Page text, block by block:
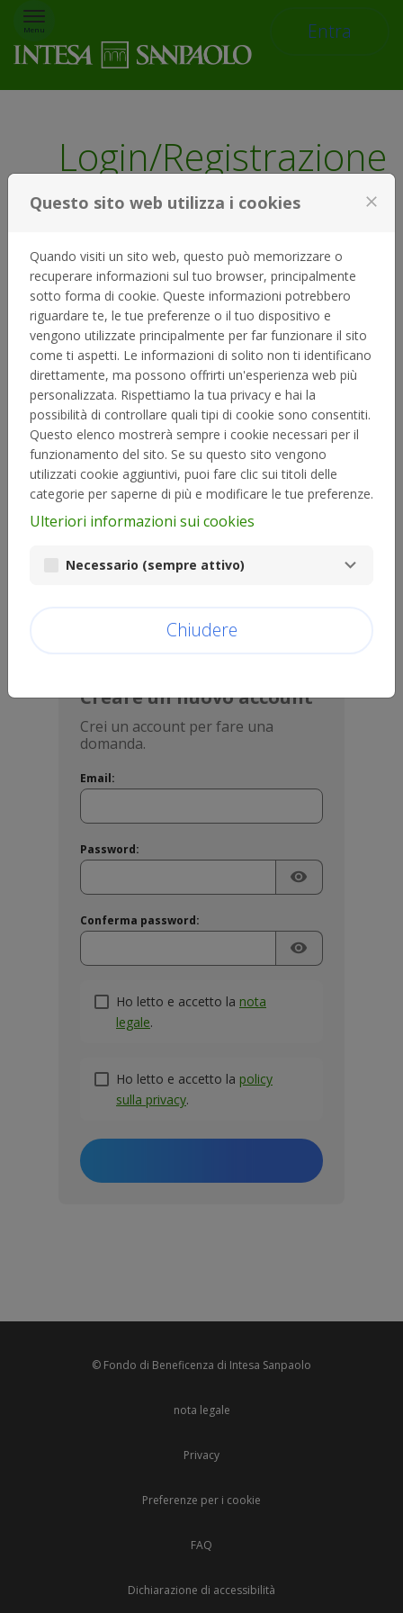
Passa al contenuto
Menu Entra
Login/Registrazione
Accedi
Se dispone già di un account Fondo
di Beneficenza di Intesa Sanpaolo,
digiti la sua mail e la password qui
sotto.
Email:
Password:
visibility
Password dimenticata?
Entra
Creare un nuovo account
Crei un account per fare una
domanda.
Email:
Password:
visibility
Conferma password:
visibility
Ho letto e accetto la nota
legale.
Ho letto e accetto la policy
sulla privacy.
© Fondo di Beneficenza di Intesa Sanpaolo
nota legale
Privacy
Preferenze per i cookie
FAQ
Dichiarazione di accessibilità
Questo sito web utilizza i cookies close
Quando visiti un sito web, questo può memorizzare o
recuperare informazioni sul tuo browser, principalmente
sotto forma di cookie. Queste informazioni potrebbero
riguardare te, le tue preferenze o il tuo dispositivo e
vengono utilizzate principalmente per far funzionare il sito
come ti aspetti. Le informazioni di solito non ti identificano
direttamente, ma possono offrirti un'esperienza web più
personalizzata. Rispettiamo la tua privacy e hai la
possibilità di controllare quali tipi di cookie sono consentiti.
Questo elenco mostrerà sempre i cookie necessari per il
funzionamento del sito. Se su questo sito vengono
utilizzati cookie aggiuntivi, puoi fare clic sui titoli delle
categorie per saperne di più e modificare le tue preferenze.
Ulteriori informazioni sui cookies
Necessario (sempre attivo)
Chiudere